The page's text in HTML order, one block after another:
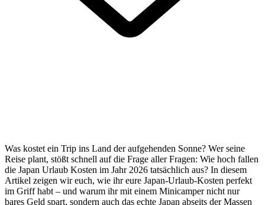
Was kostet ein Trip ins Land der aufgehenden Sonne? Wer seine
Reise plant, stößt schnell auf die Frage aller Fragen: Wie hoch fallen
die Japan Urlaub Kosten im Jahr 2026 tatsächlich aus? In diesem
Artikel zeigen wir euch, wie ihr eure Japan-Urlaub-Kosten perfekt
im Griff habt – und warum ihr mit einem Minicamper nicht nur
bares Geld spart, sondern auch das echte Japan abseits der Massen